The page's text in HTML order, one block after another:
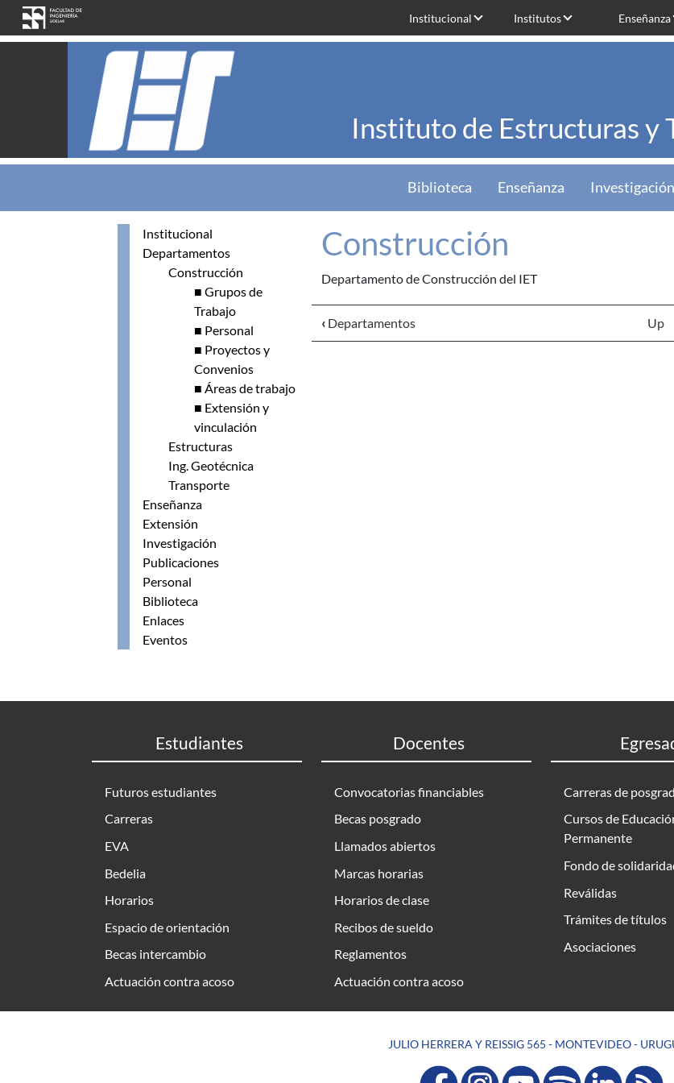
Skip to main content
Institucional Institutos Enseñanza
Instituto de Estructuras y
Biblioteca Enseñanza Investigación
Institucional
Departamentos
Construcción
■ Grupos de
Trabajo
■ Personal
■ Proyectos y
Convenios
■ Áreas de trabajo
■ Extensión y
vinculación
Estructuras
Ing. Geotécnica
Transporte
Enseñanza
Extensión
Investigación
Publicaciones
Personal
Biblioteca
Enlaces
Eventos
Construcción
Departamento de Construcción del IET
‹ Departamentos Up
Estudiantes
Futuros estudiantes
Carreras
EVA
Bedelia
Horarios
Espacio de orientación
Becas intercambio
Actuación contra acoso
Docentes
Convocatorias financiables
Becas posgrado
Llamados abiertos
Marcas horarias
Horarios de clase
Recibos de sueldo
Reglamentos
Actuación contra acoso
Carreras de
Cursos de
Permanente
Fondo de
Reválidas
Trámites de títulos
Asociaciones
JULIO HERRERA Y REISSIG 565 - MONTEVIDEO -